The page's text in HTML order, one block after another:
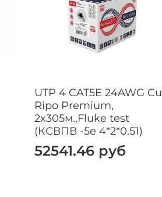
UTP 4 CAT5E 24AWG Cu
Ripo Premium,
2x305м.,Fluke test
(КСВПВ -5е 4*2*0.51)
52541.46 руб